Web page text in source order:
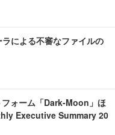
による不審なファイルの
ォーム「Dark-Moon」ほ
Executive Summary 20